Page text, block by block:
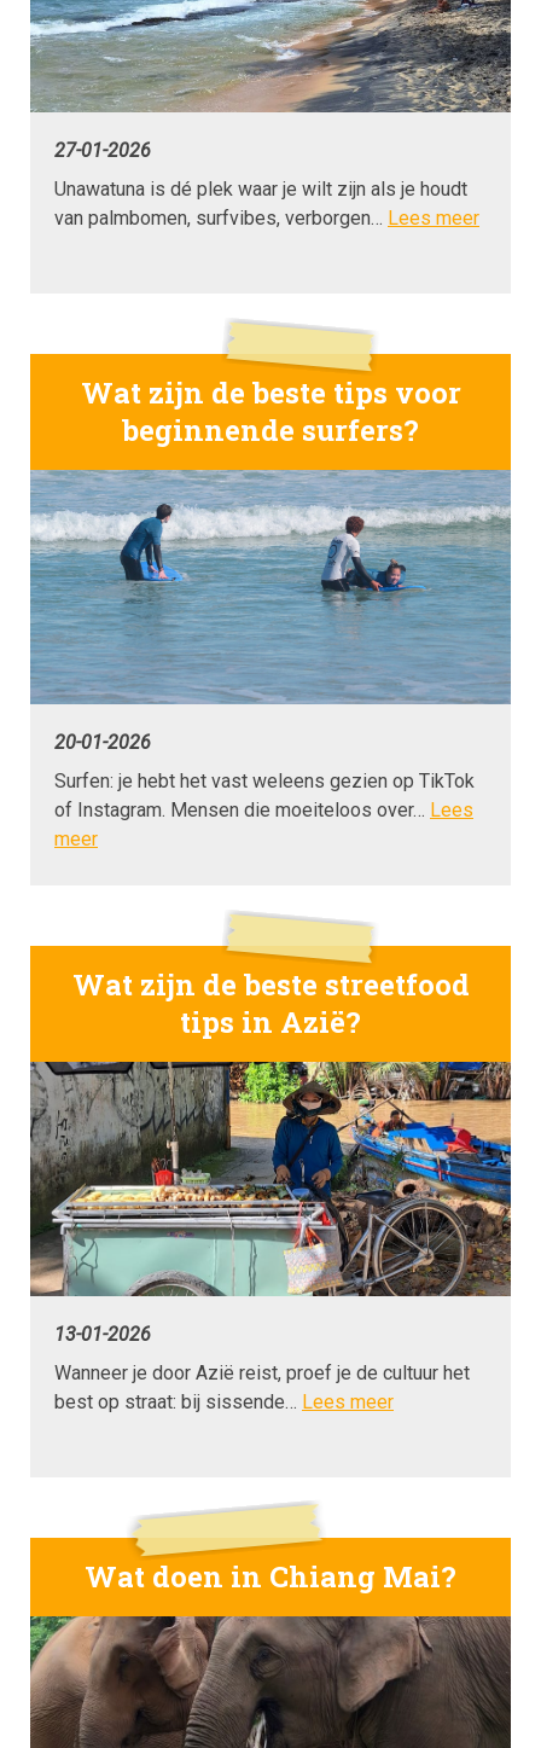
27-01-2026
Unawatuna is dé plek waar je wilt zijn als je houdt
van palmbomen, surfvibes, verborgen… Lees meer
Wat zijn de beste tips voor
beginnende surfers?
20-01-2026
Surfen: je hebt het vast weleens gezien op TikTok
of Instagram. Mensen die moeiteloos over… Lees
meer
Wat zijn de beste streetfood
tips in Azië?
13-01-2026
Wanneer je door Azië reist, proef je de cultuur het
best op straat: bij sissende… Lees meer
Wat doen in Chiang Mai?